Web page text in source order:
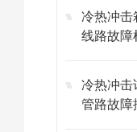
冷热冲击
线路故障
冷热冲击
管路故障